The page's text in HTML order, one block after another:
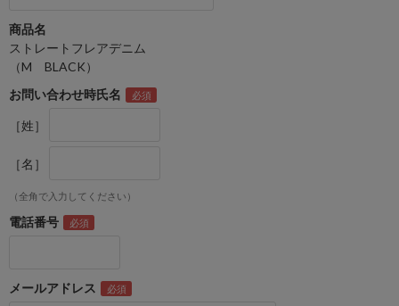
商品名
ストレートフレアデニム
（M BLACK）
お問い合わせ時氏名
［姓］
［名］
（全角で入力してください）
電話番号
メールアドレス